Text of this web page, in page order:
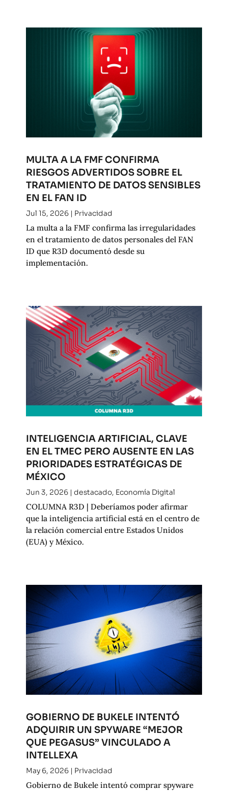
MULTA A LA FMF CONFIRMA
RIESGOS ADVERTIDOS SOBRE EL
TRATAMIENTO DE DATOS SENSIBLES
EN EL FAN ID
Jul 15, 2026| Privacidad
La multa a la FMF confirma las irregularidades
en el tratamiento de datos personales del FAN
ID que R3D documentó desde su
implementación.
INTELIGENCIA ARTIFICIAL, CLAVE
EN EL TMEC PERO AUSENTE EN LAS
PRIORIDADES ESTRATÉGICAS DE
MÉXICO
Jun 3, 2026| destacado, Economía Digital
COLUMNA R3D | Deberíamos poder afirmar
que la inteligencia artificial está en el centro de
la relación comercial entre Estados Unidos
(EUA) y México.
GOBIERNO DE BUKELE INTENTÓ
ADQUIRIR UN SPYWARE “MEJOR
QUE PEGASUS” VINCULADO A
INTELLEXA
May 6, 2026| Privacidad
Gobierno de Bukele intentó comprar spyware